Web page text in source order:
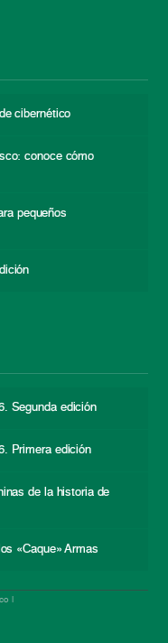
cibernético
conoce cómo
pequeños
Segunda edición
Primera edición
de la historia de
«Caque» Armas
|